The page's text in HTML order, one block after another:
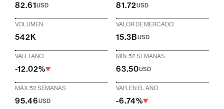
82.61USD 81.72USD
VOLUMEN
542K
VALOR DE MERCADO
15.3BUSD
VAR. 1 AÑO
-12.02%
MÍN. 52 SEMANAS
63.50USD
MÁX. 52 SEMANAS
95.46USD
VAR. EN EL AÑO
-6.74%